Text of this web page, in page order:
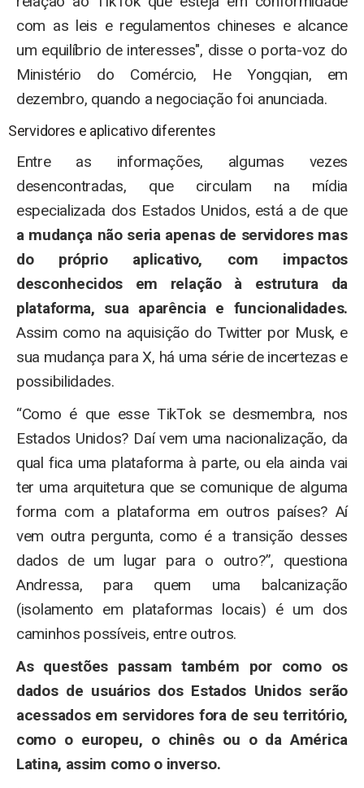
com as leis e regulamentos chineses e alcance
um equilíbrio de interesses", disse o porta-voz do
Ministério do Comércio, He Yongqian, em
dezembro, quando a negociação foi anunciada.
Servidores e aplicativo diferentes
Entre as informações, algumas vezes
desencontradas, que circulam na mídia
especializada dos Estados Unidos, está a de que
a mudança não seria apenas de servidores mas
do próprio aplicativo, com impactos
desconhecidos em relação à estrutura da
plataforma, sua aparência e funcionalidades.
Assim como na aquisição do Twitter por Musk, e
sua mudança para X, há uma série de incertezas e
possibilidades.
“Como é que esse TikTok se desmembra, nos
Estados Unidos? Daí vem uma nacionalização, da
qual fica uma plataforma à parte, ou ela ainda vai
ter uma arquitetura que se comunique de alguma
forma com a plataforma em outros países? Aí
vem outra pergunta, como é a transição desses
dados de um lugar para o outro?”, questiona
Andressa, para quem uma balcanização
(isolamento em plataformas locais) é um dos
caminhos possíveis, entre outros.
As questões passam também por como os
dados de usuários dos Estados Unidos serão
acessados em servidores fora de seu território,
como o europeu, o chinês ou o da América
Latina, assim como o inverso.